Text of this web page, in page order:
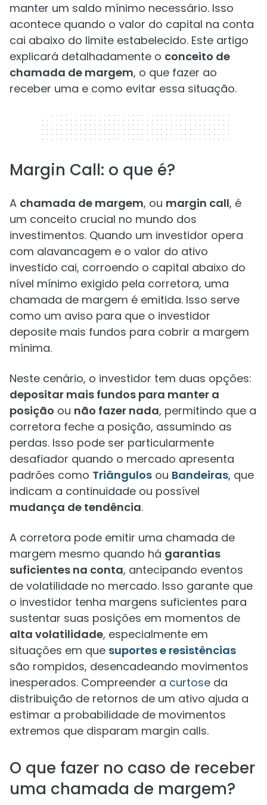
manter um saldo mínimo necessário. Isso
acontece quando o valor do capital na conta
cai abaixo do limite estabelecido. Este artigo
explicará detalhadamente o conceito de
chamada de margem, o que fazer ao
receber uma e como evitar essa situação.
320 x 50
Margin Call: o que é?
A chamada de margem, ou margin call, é
um conceito crucial no mundo dos
investimentos. Quando um investidor opera
com alavancagem e o valor do ativo
investido cai, corroendo o capital abaixo do
nível mínimo exigido pela corretora, uma
chamada de margem é emitida. Isso serve
como um aviso para que o investidor
deposite mais fundos para cobrir a margem
mínima.
Neste cenário, o investidor tem duas opções:
depositar mais fundos para manter a
posição ou não fazer nada, permitindo que a
corretora feche a posição, assumindo as
perdas. Isso pode ser particularmente
desafiador quando o mercado apresenta
padrões como Triângulos ou Bandeiras, que
indicam a continuidade ou possível
mudança de tendência.
A corretora pode emitir uma chamada de
margem mesmo quando há garantias
suficientes na conta, antecipando eventos
de volatilidade no mercado. Isso garante que
o investidor tenha margens suficientes para
sustentar suas posições em momentos de
alta volatilidade, especialmente em
situações em que suportes e resistências
são rompidos, desencadeando movimentos
inesperados. Compreender a curtose da
distribuição de retornos de um ativo ajuda a
estimar a probabilidade de movimentos
extremos que disparam margin calls.
O que fazer no caso de receber
uma chamada de margem?